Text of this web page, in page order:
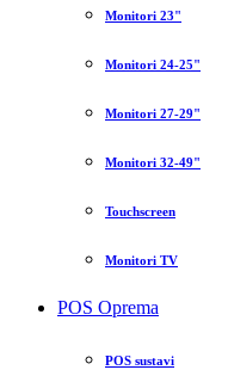
Monitori 23"
Monitori 24-25"
Monitori 27-29"
Monitori 32-49"
Touchscreen
Monitori TV
POS Oprema
POS sustavi